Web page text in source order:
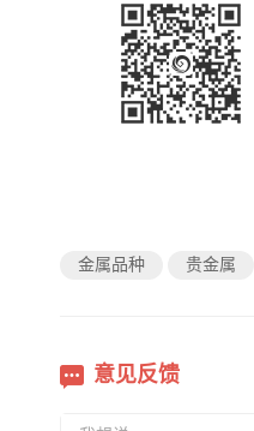
金属品种 贵金属
意见反馈